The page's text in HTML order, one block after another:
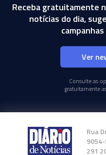
Receba gratuitamente
notícias do dia,
Ver
Consulte as
gratuitamente
Rua
291